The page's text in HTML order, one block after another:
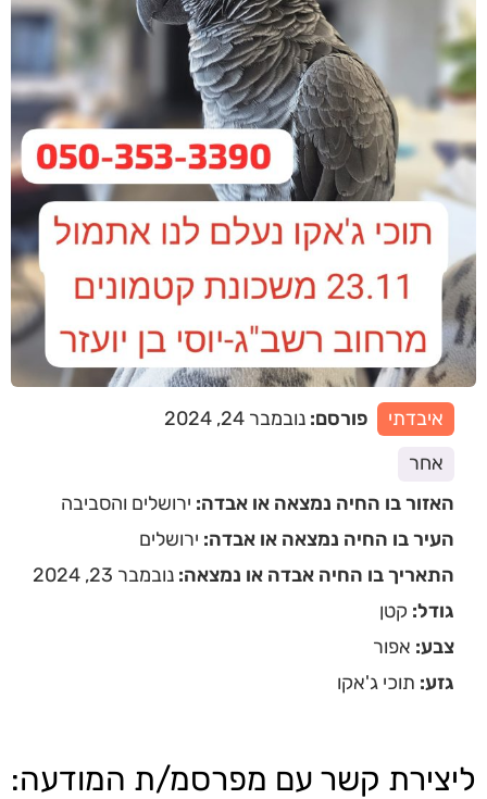
איבדתי פורסם: נובמבר 24, 2024
אחר
האזור בו החיה נמצאה או אבדה: ירושלים והסביבה
העיר בו החיה נמצאה או אבדה: ירושלים
התאריך בו החיה אבדה או נמצאה: נובמבר 23, 2024
גודל: קטן
צבע: אפור
גזע: תוכי ג'אקו
ליצירת קשר עם מפרסמ/ת המודעה: